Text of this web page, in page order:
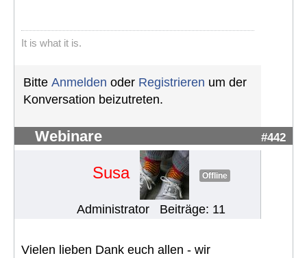
It is what it is.
Bitte Anmelden oder Registrieren um der
Konversation beizutreten.
Webinare #442
Susa Offline
Administrator Beiträge: 11
Vielen lieben Dank euch allen - wir